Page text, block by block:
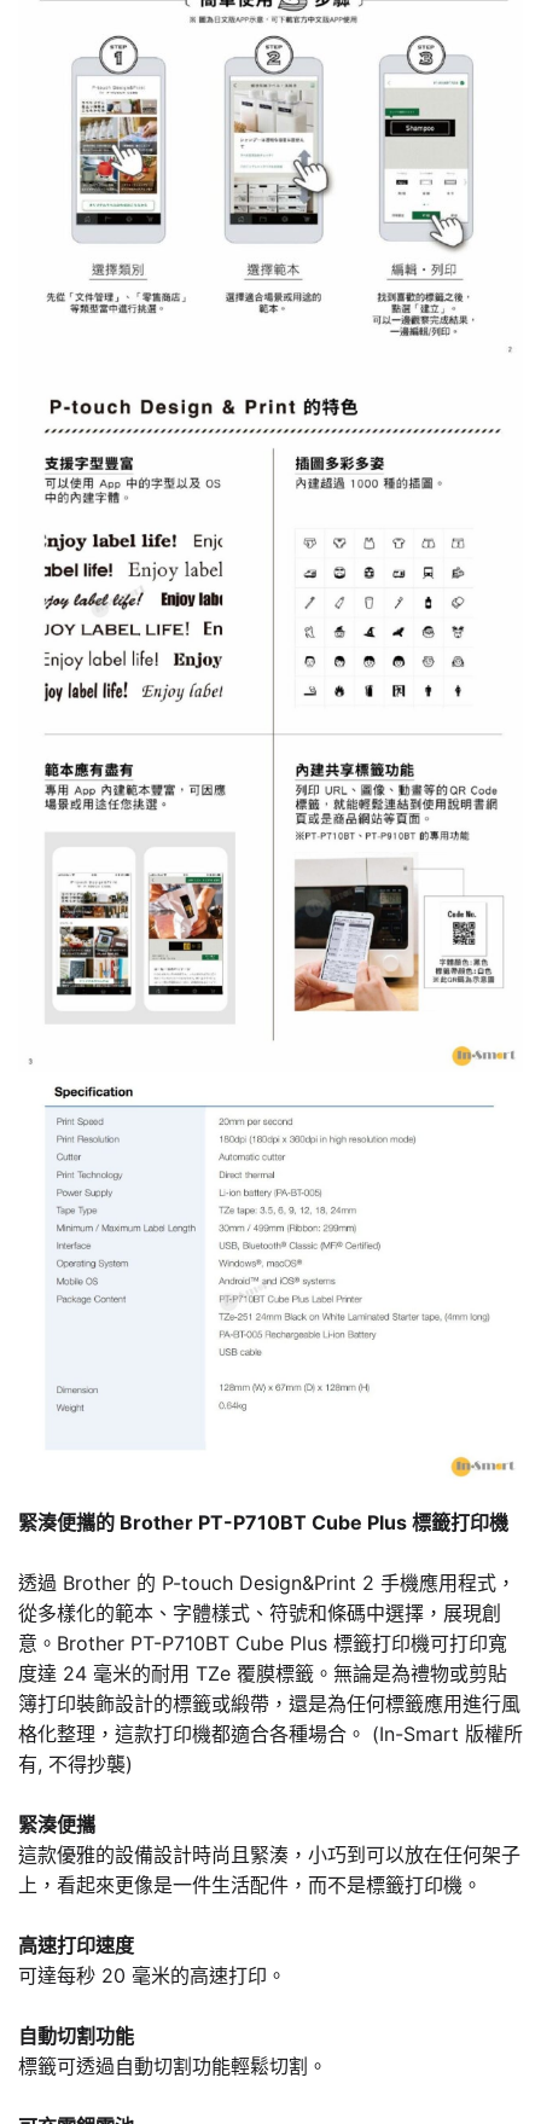
緊湊便攜的 Brother PT-P710BT Cube Plus 標籤打印機
透過 Brother 的 P-touch Design&Print 2 手機應用程式，
從多樣化的範本、字體樣式、符號和條碼中選擇，展現創
意。Brother PT-P710BT Cube Plus 標籤打印機可打印寬
度達 24 毫米的耐用 TZe 覆膜標籤。無論是為禮物或剪貼
簿打印裝飾設計的標籤或緞帶，還是為任何標籤應用進行風
格化整理，這款打印機都適合各種場合。 (In-Smart 版權所
有, 不得抄襲)
緊湊便攜
這款優雅的設備設計時尚且緊湊，小巧到可以放在任何架子
上，看起來更像是一件生活配件，而不是標籤打印機。
高速打印速度
可達每秒 20 毫米的高速打印。
自動切割功能
標籤可透過自動切割功能輕鬆切割。